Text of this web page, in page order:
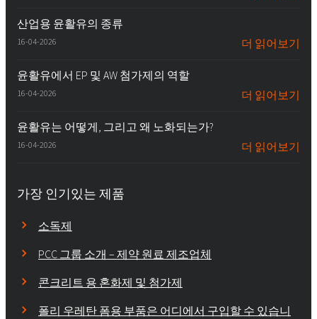
산업용 윤활유의 종류
16-04-2026 더 읽어보기
윤활유에서 EP 및 AW 첨가제의 역할
16-04-2026 더 읽어보기
윤활유는 어떻게, 그리고 왜 노화되는가?
16-04-2026 더 읽어보기
가장 인기있는 제품
소독제
PCC 그룹 소개 – 제약 원료 제조업체
콘크리트 용 혼화제 및 첨가제
폴리 우레탄 폼용 부품은 어디에서 구입할 수 있습니